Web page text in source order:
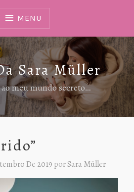
MENU
Sara Müller
meu mundo secreto…
De 2019 porSara Müller